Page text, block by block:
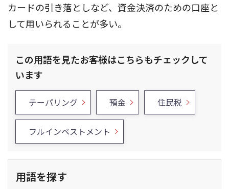
カードの引き落としなど、資金決済のための口座と
して用いられることが多い。
この用語を見たお客様はこちらもチェックして
います
テーパリング 預金 住民税
フルインベストメント
用語を探す